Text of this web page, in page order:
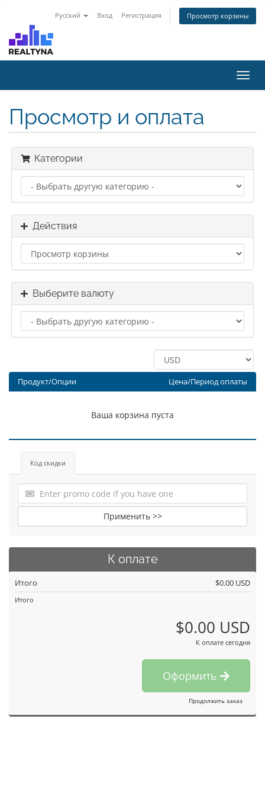
Русский Вход Регистрация Просмотр корзины
Просмотр и оплата
Категории
Действия
Выберите валюту
Продукт/Опции Цена/Период оплаты
Ваша корзина пуста
Код скидки
Применить >>
К оплате
Итого $0.00 USD
Итого
$0.00 USD
К оплате сегодня
Оформить
Продолжить заказ